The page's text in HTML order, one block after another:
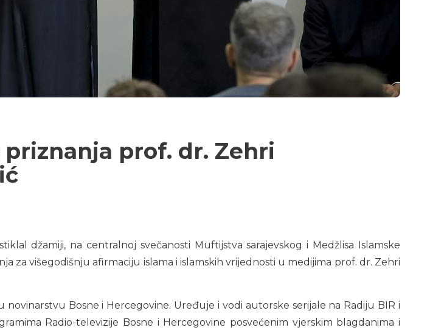
prof. dr. Zehri
džamiji, na centralnoj svečanosti Muftijstva sarajevskog i Medžlisa Islamske
za višegodišnju afirmaciju islama i islamskih vrijednosti u medijima prof. dr. Zehri
Bosne i Hercegovine. Uređuje i vodi autorske serijale na Radiju BIR i
Radio-televizije Bosne i Hercegovine posvećenim vjerskim blagdanima i